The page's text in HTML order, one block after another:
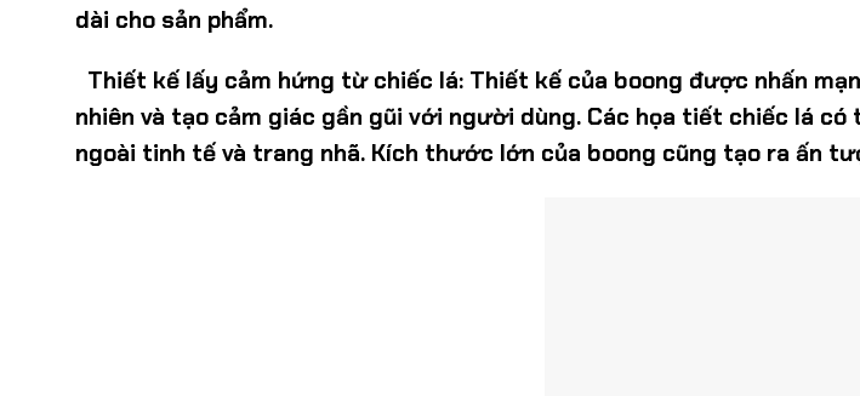
dài cho sản phẩm.
Thiết kế lấy cảm hứng từ chiếc lá: Thiết kế của boong được nhấn
nhiên và tạo cảm giác gần gũi với người dùng. Các họa tiết chiếc lá
ngoài tinh tế và trang nhã. Kích thước lớn của boong cũng tạo ra ấn